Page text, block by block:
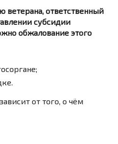
ветерана, ответственный
субсидии
обжалование этого
от того, о чём